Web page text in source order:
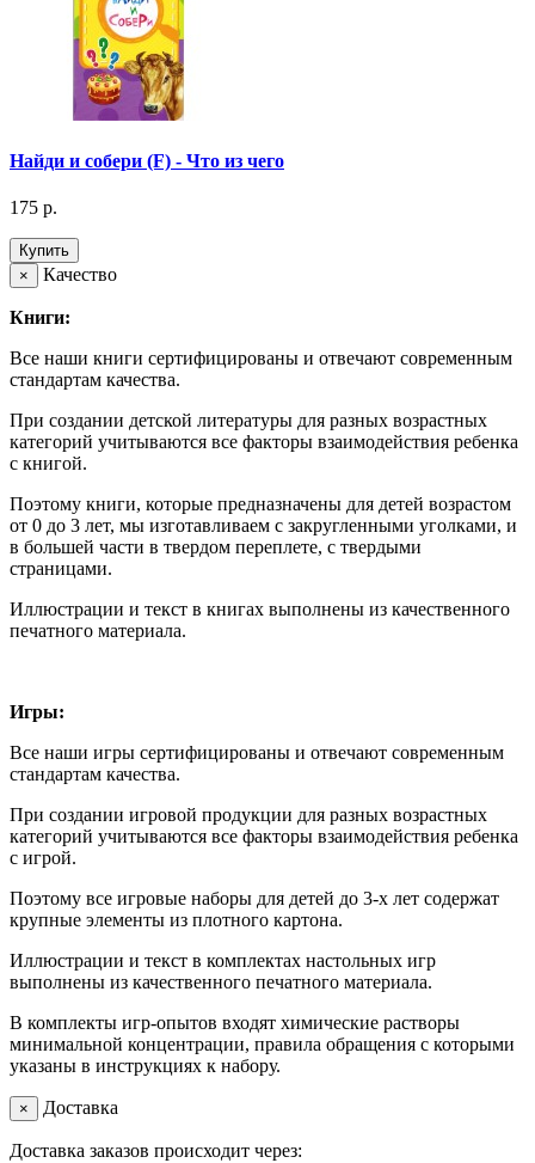
Найди и собери (F) - Что из чего
175 р.
Купить
×
Качество
Книги:
Все наши книги сертифицированы и отвечают современным
стандартам качества.
При создании детской литературы для разных возрастных
категорий учитываются все факторы взаимодействия ребенка
с книгой.
Поэтому книги, которые предназначены для детей возрастом
от 0 до 3 лет, мы изготавливаем с закругленными уголками, и
в большей части в твердом переплете, с твердыми
страницами.
Иллюстрации и текст в книгах выполнены из качественного
печатного материала.
Игры:
Все наши игры сертифицированы и отвечают современным
стандартам качества.
При создании игровой продукции для разных возрастных
категорий учитываются все факторы взаимодействия ребенка
с игрой.
Поэтому все игровые наборы для детей до 3-х лет содержат
крупные элементы из плотного картона.
Иллюстрации и текст в комплектах настольных игр
выполнены из качественного печатного материала.
В комплекты игр-опытов входят химические растворы
минимальной концентрации, правила обращения с которыми
указаны в инструкциях к набору.
× Доставка
Доставка заказов происходит через: